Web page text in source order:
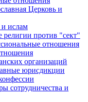
Церковь и
и ислам
против "сект"
отношения
организаций
юрисдикции
сотрудничества и